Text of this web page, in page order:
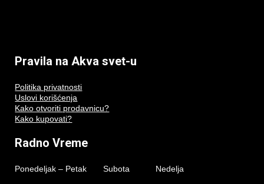
Pravila na Akva svet-u
Politika privatnosti
Uslovi korišćenja
Kako otvoriti prodavnicu?
Kako kupovati?
Radno Vreme
Ponedeljak – Petak Subota Nedelja